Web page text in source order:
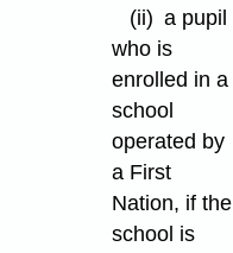
(ii) a pupil
who is
enrolled in a
school
operated by
a First
Nation, if the
school is